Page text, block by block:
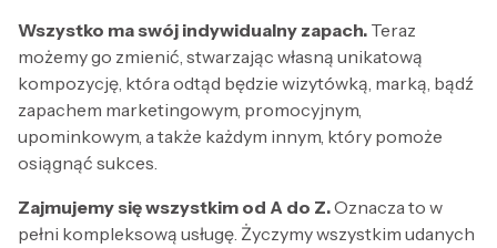
Wszystko ma swój indywidualny zapach. Teraz
możemy go zmienić, stwarzając własną unikatową
kompozycję, która odtąd będzie wizytówką, marką, bądź
zapachem marketingowym, promocyjnym,
upominkowym, a także każdym innym, który pomoże
osiągnąć sukces.
Zajmujemy się wszystkim od A do Z.Oznacza to w
pełni kompleksową usługę. Życzymy wszystkim udanych